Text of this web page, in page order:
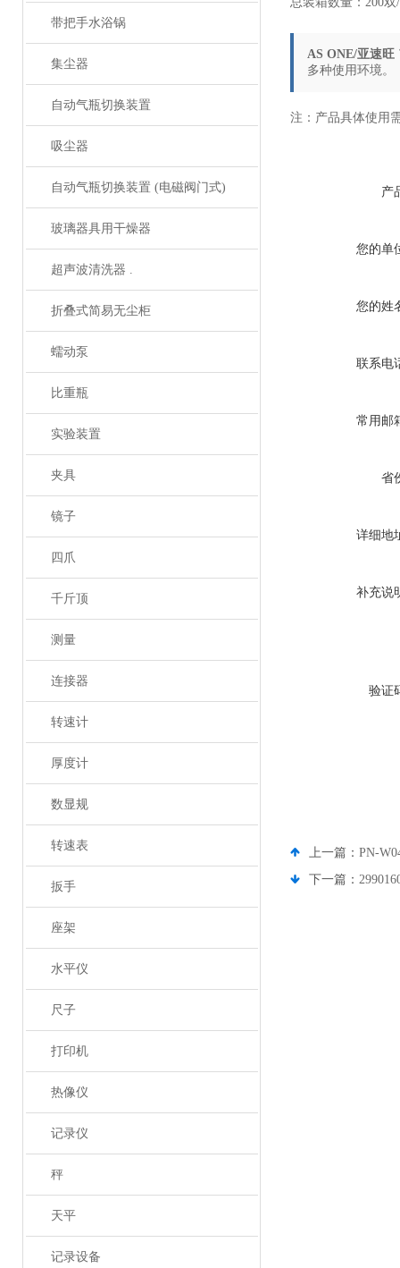
带把手水浴锅
集尘器
自动气瓶切换装置
吸尘器
自动气瓶切换装置 (电磁阀门式)
玻璃器具用干燥器
超声波清洗器 .
折叠式简易无尘柜
蠕动泵
比重瓶
实验装置
夹具
镜子
四爪
千斤顶
测量
连接器
转速计
厚度计
数显规
转速表
扳手
座架
水平仪
尺子
打印机
热像仪
记录仪
秤
天平
记录设备
AS ONE/亚速旺
多种使用环境。
注：产品具体使用
产
您的单
您的姓
联系电
常用邮
省
详细地
补充说
验证
上一篇： PN-
下一篇：